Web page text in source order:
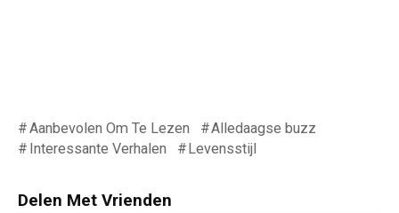
Aanbevolen Om Te Lezen
Alledaagse buzz
Interessante Verhalen
Levensstijl
Delen Met Vrienden